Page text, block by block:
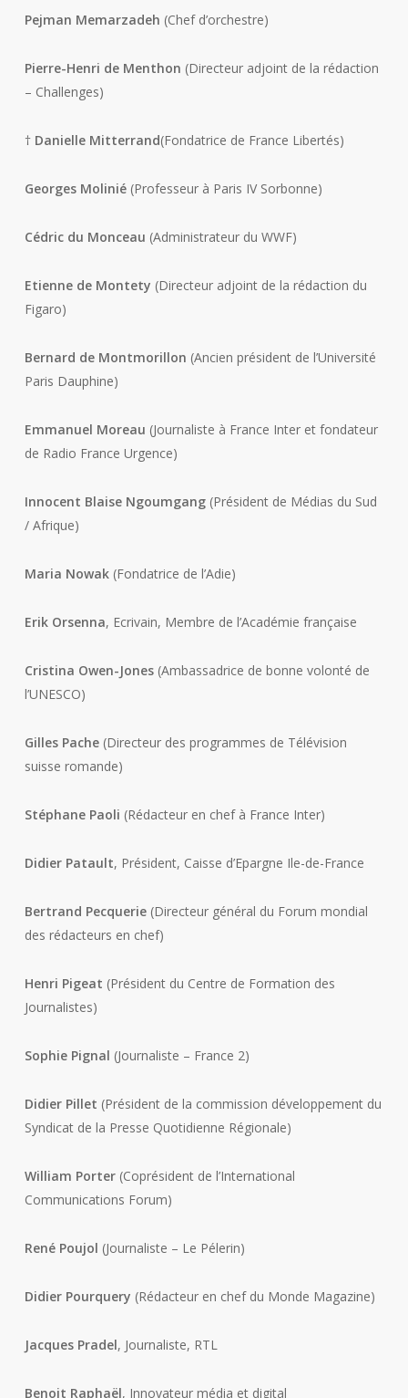
Pejman Memarzadeh (Chef d’orchestre)
Pierre-Henri de Menthon (Directeur adjoint de la rédaction
– Challenges)
†Danielle Mitterrand(Fondatrice de France Libertés)
Georges Molinié(Professeur à Paris IV Sorbonne)
Cédric du Monceau (Administrateur du WWF)
Etienne de Montety (Directeur adjoint de la rédaction du
Figaro)
Bernard de Montmorillon (Ancien président de l’Université
Paris Dauphine)
Emmanuel Moreau (Journaliste à France Inter et fondateur
de Radio France Urgence)
Innocent Blaise Ngoumgang(Président de Médias du Sud
/ Afrique)
Maria Nowak(Fondatrice de l’Adie)
Erik Orsenna, Ecrivain, Membre de l’Académie française
Cristina Owen-Jones(Ambassadrice de bonne volonté de
l’UNESCO)
Gilles Pache(Directeur des programmes de Télévision
suisse romande)
Stéphane Paoli (Rédacteur en chef à France Inter)
Didier Patault, Président, Caisse d’Epargne Ile-de-France
Bertrand Pecquerie(Directeur général du Forum mondial
des rédacteurs en chef)
Henri Pigeat (Président du Centre de Formation des
Journalistes)
Sophie Pignal (Journaliste – France 2)
Didier Pillet (Président de la commission développement du
Syndicat de la Presse Quotidienne Régionale)
William Porter(Coprésident de l’International
Communications Forum)
René Poujol (Journaliste – Le Pélerin)
Didier Pourquery (Rédacteur en chef du Monde Magazine)
Jacques Pradel, Journaliste, RTL
Benoit Raphaël, Innovateur média et digital